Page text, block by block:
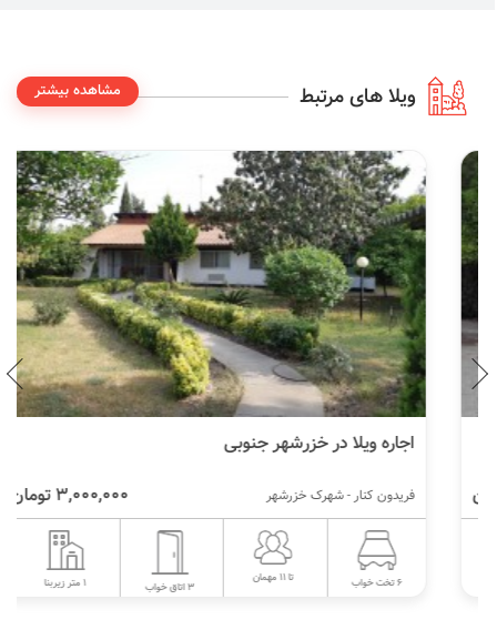
ویلا های مرتبط مشاهده بیشتر
اجاره ویلا در خزرشهر جنوبی
3,000,000 تومان فریدون کنار - شهرک خزرشهر